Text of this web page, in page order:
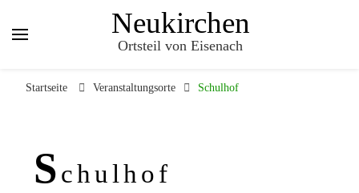
Neukirchen
Ortsteil von Eisenach
Startseite Veranstaltungsorte Schulhof
Schulhof